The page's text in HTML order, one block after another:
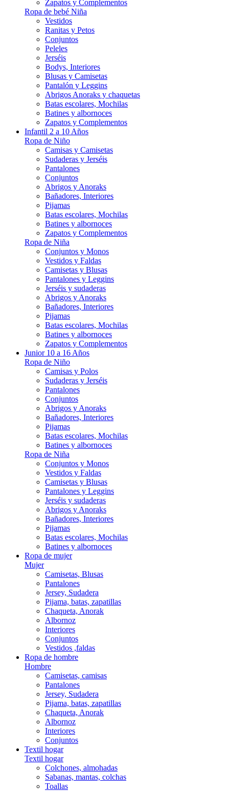
Zapatos y Complementos
Ropa de bebé Niña
Vestidos
Ranitas y Petos
Conjuntos
Peleles
Jerséis
Bodys, Interiores
Blusas y Camisetas
Pantalón y Leggins
Abrigos Anoraks y chaquetas
Batas escolares, Mochilas
Batines y albornoces
Zapatos y Complementos
Infantil 2 a 10 Años
Ropa de Niño
Camisas y Camisetas
Sudaderas y Jerséis
Pantalones
Conjuntos
Abrigos y Anoraks
Bañadores, Interiores
Pijamas
Batas escolares, Mochilas
Batines y albornoces
Zapatos y Complementos
Ropa de Niña
Conjuntos y Monos
Vestidos y Faldas
Camisetas y Blusas
Pantalones y Leggins
Jerséis y sudaderas
Abrigos y Anoraks
Bañadores, Interiores
Pijamas
Batas escolares, Mochilas
Batines y albornoces
Zapatos y Complementos
Junior 10 a 16 Años
Ropa de Niño
Camisas y Polos
Sudaderas y Jerséis
Pantalones
Conjuntos
Abrigos y Anoraks
Bañadores, Interiores
Pijamas
Batas escolares, Mochilas
Batines y albornoces
Ropa de Niña
Conjuntos y Monos
Vestidos y Faldas
Camisetas y Blusas
Pantalones y Leggins
Jerséis y sudaderas
Abrigos y Anoraks
Bañadores, Interiores
Pijamas
Batas escolares, Mochilas
Batines y albornoces
Ropa de mujer
Mujer
Camisetas, Blusas
Pantalones
Jersey, Sudadera
Pijama, batas, zapatillas
Chaqueta, Anorak
Albornoz
Interiores
Conjuntos
Vestidos ,faldas
Ropa de hombre
Hombre
Camisetas, camisas
Pantalones
Jersey, Sudadera
Pijama, batas, zapatillas
Chaqueta, Anorak
Albornoz
Interiores
Conjuntos
Textil hogar
Textil hogar
Colchones, almohadas
Sabanas, mantas, colchas
Toallas